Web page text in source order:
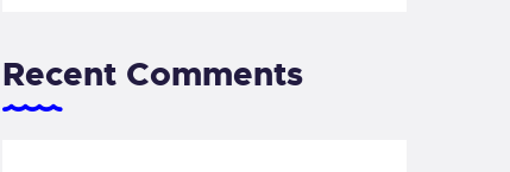
Recent Comments